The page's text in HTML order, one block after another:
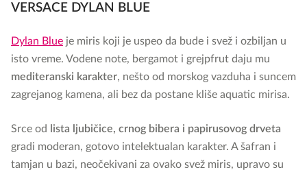
VERSACE DYLAN BLUE
Dylan Blue je miris koji je uspeo da bude i svež i ozbiljan u
isto vreme. Vodene note, bergamot i grejpfrut daju mu
mediteranski karakter, nešto od morskog vazduha i suncem
zagrejanog kamena, ali bez da postane kliše aquatic mirisa.
Srce od lista ljubičice, crnog bibera i papirusovog drveta
gradi moderan, gotovo intelektualan karakter. A šafran i
tamjan u bazi, neočekivani za ovako svež miris, upravo su